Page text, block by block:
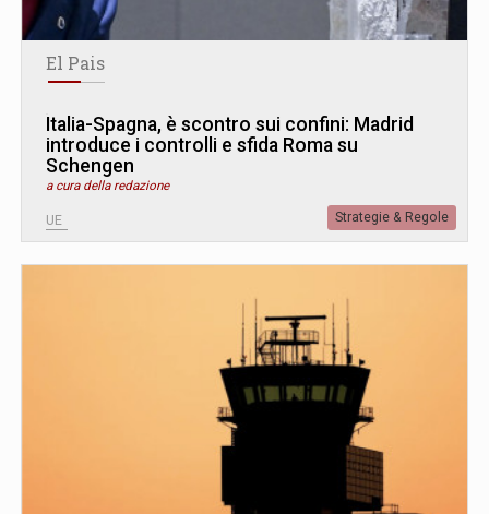
El Pais
Italia-Spagna, è scontro sui confini: Madrid
introduce i controlli e sfida Roma su
Schengen
a cura della redazione
UE Strategie & Regole